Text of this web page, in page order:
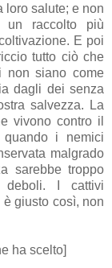
loro salute; e non
un raccolto più
E poi
tutto ciò che
non siano come
dagli dei senza
salvezza. La
vivono contro il
quando i nemici
malgrado
sarebbe troppo
I cattivi
giusto così, non
ha scelto]